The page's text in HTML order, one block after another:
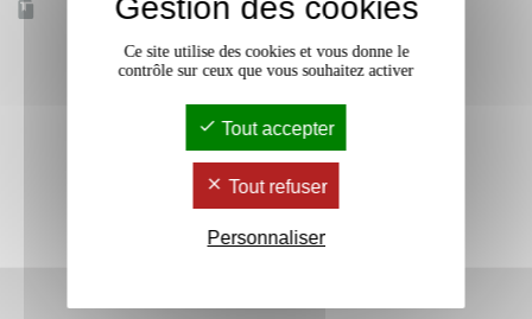
Accessible à distance Non
Ce site utilise des cookies et vous donne le
contrôle sur ceux que vous souhaitez activer
Tout accepter
Tout refuser
Personnaliser